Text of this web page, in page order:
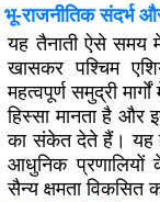
भू-राजनीतिक संदर्भ
यह तैनाती ऐसे समय
खासकर पश्चिम
महत्वपूर्ण समुद्री
हिस्सा मानता है
का संकेत देते हैं। यह
आधुनिक
सैन्य क्षमता विकसित